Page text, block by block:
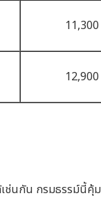
11,300
12,900
ช่นกัน กรมธรรม์นี้คุ้